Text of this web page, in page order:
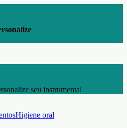
seu instrumental
Higiene oral